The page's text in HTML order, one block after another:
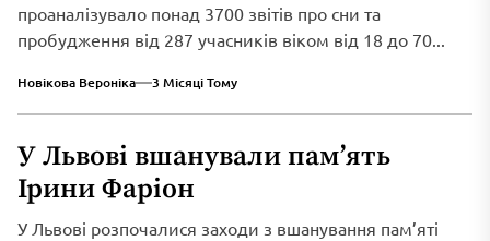
проаналізувало понад 3700 звітів про сни та
пробудження від 287 учасників віком від 18 до 70...
Новікова Вероніка 3 Місяці Тому
У Львові вшанували пам’ять
Ірини Фаріон
У Львові розпочалися заходи з вшанування пам’яті